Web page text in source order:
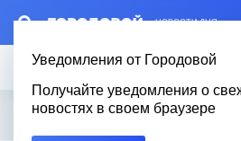
– НОВОСТИ ДНЯ
Уведомления от Городовой
Получайте уведомления о
новостях в своем браузере
Новости Эксклюзив Вопросы о
Городовой Полезное / Город с душой: